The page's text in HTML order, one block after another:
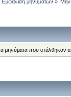
Εμφάνιση μηνυμάτων »
μηνύματα που